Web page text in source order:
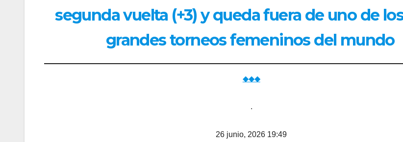
segunda vuelta (+3) y queda fuera de uno de
grandes torneos femeninos del mundo
◆◆◆
.
26 junio, 2026 19:49